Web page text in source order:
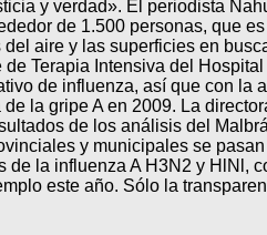
y verdad». El periodista
de 1.500 personas, que
aire y las superficies en
Terapia Intensiva del
de influenza, así que con la
la gripe A en 2009. La
de los análisis del
y municipales se
la influenza A H3N2 y HlNl,
este año. Sólo la